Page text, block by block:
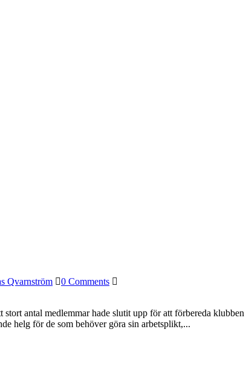
Qvarnström
0 Comments
antal medlemmar hade slutit upp för att förbereda
helg för de som behöver göra sin arbetsplikt,...